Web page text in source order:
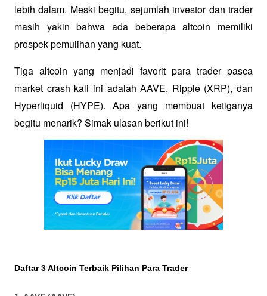
lebih dalam. Meski begitu, sejumlah investor dan trader
masih yakin bahwa ada beberapa altcoin memiliki
prospek pemulihan yang kuat.
Tiga altcoin yang menjadi favorit para trader pasca
market crash kali ini adalah AAVE, Ripple (XRP), dan
Hyperliquid (HYPE). Apa yang membuat ketiganya
begitu menarik? Simak ulasan berikut ini!
Daftar 3 Altcoin Terbaik Pilihan Para Trader